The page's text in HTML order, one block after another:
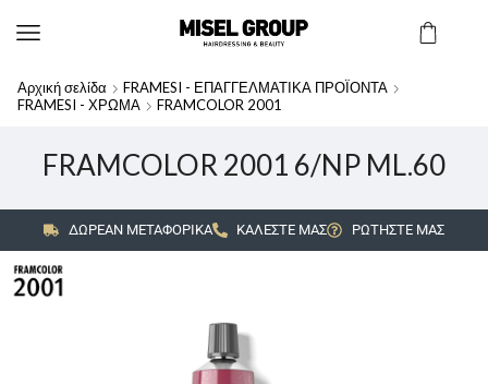
Αρχική σελίδα
FRAMESI - ΕΠΑΓΓΕΛΜΑΤΙΚΑ ΠΡΟΪΟΝΤΑ
FRAMESI - ΧΡΩΜΑ
FRAMCOLOR 2001
FRAMCOLOR 2001 6/NP ML.60
ΔΩΡΕΑΝ ΜΕΤΑΦΟΡΙΚΑ ΚΑΛΕΣΤΕ ΜΑΣ ΡΩΤΗΣΤΕ ΜΑΣ